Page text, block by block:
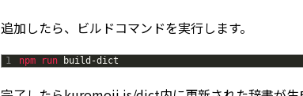
追加したら、ビルドコマンドを実行します。
1 npm run build -dict